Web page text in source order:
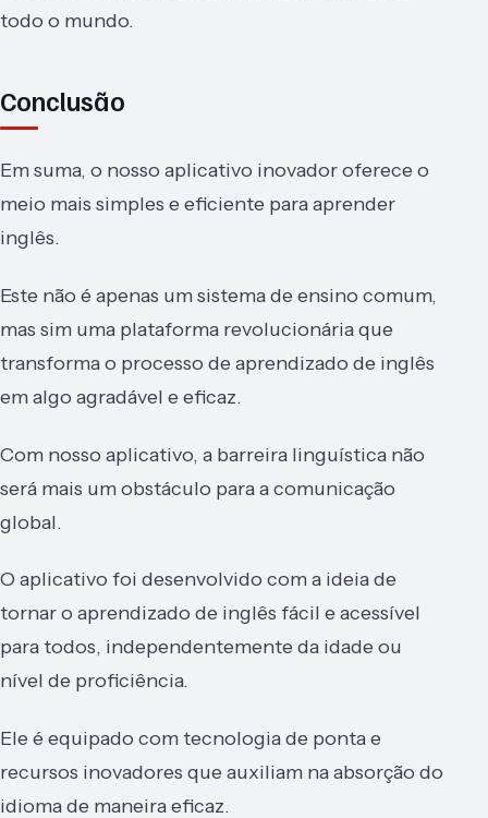
todo o mundo.
Conclusão
Em suma, o nosso aplicativo inovador oferece o
meio mais simples e eficiente para aprender
inglês.
Este não é apenas um sistema de ensino comum,
mas sim uma plataforma revolucionária que
transforma o processo de aprendizado de inglês
em algo agradável e eficaz.
Com nosso aplicativo, a barreira linguística não
será mais um obstáculo para a comunicação
global.
O aplicativo foi desenvolvido com a ideia de
tornar o aprendizado de inglês fácil e acessível
para todos, independentemente da idade ou
nível de proficiência.
Ele é equipado com tecnologia de ponta e
recursos inovadores que auxiliam na absorção do
idioma de maneira eficaz.